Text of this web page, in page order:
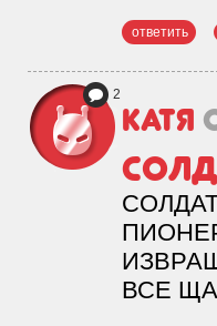
ответить
2
КАТЯ
ВСЕ